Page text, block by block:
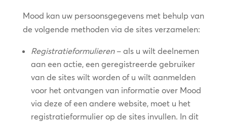
Mood kan uw persoonsgegevens met behulp van
de volgende methoden via de sites verzamelen:
Registratieformulieren– als u wilt deelnemen
aan een actie, een geregistreerde gebruiker
van de sites wilt worden of u wilt aanmelden
voor het ontvangen van informatie over Mood
via deze of een andere website, moet u het
registratieformulier op de sites invullen. In dit